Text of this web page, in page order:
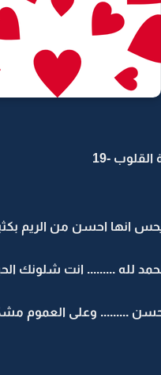
-19
انها احسن من الريم
لله ......... انت شلونك
......... وعلى العموم